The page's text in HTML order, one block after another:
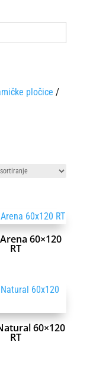
pločice /
60×120
RT
60×120
RT